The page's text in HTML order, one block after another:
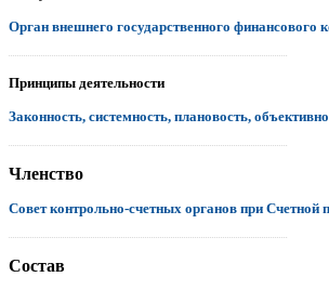
Орган внешнего государственного финансового
Принципы деятельности
Законность, системность, плановость,
Членство
Совет контрольно-счетных органов при Счетной
Состав